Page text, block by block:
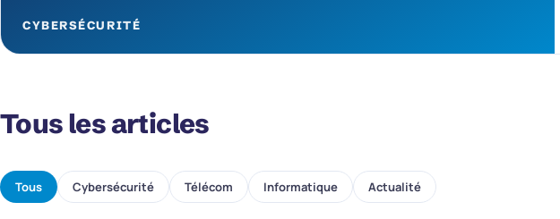
CYBERSÉCURITÉ
Tous les articles
Tous Cybersécurité Télécom Informatique Actualité